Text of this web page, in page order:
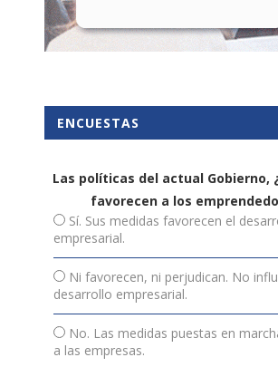
El crecimiento del comercio
28 noviembre, 2022
ENCUESTAS
Las políticas del actual Gobierno,
favorecen a los
Sí. Sus medidas favorecen el
empresarial.
Ni favorecen, ni perjudican. No
desarrollo empresarial.
No. Las medidas puestas en
a las empresas.